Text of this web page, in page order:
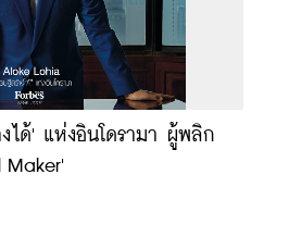
งได้' แห่งอินโดรามา ผู้พลิก
Maker'